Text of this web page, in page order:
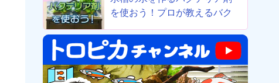
を使おう！プロが教えるバク